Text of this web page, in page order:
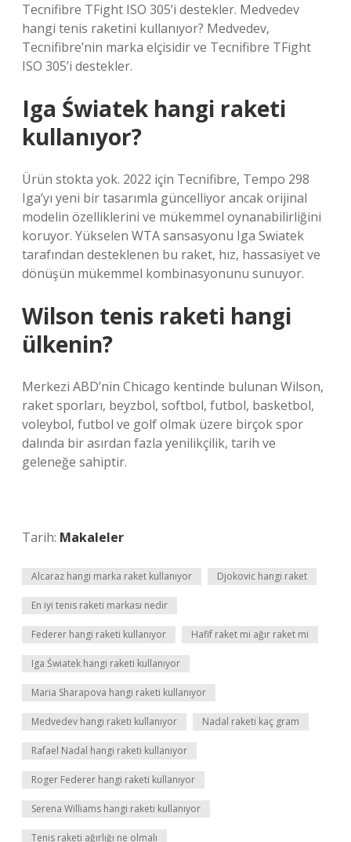
Tecnifibre TFight ISO 305’i destekler. Medvedev
hangi tenis raketini kullanıyor? Medvedev,
Tecnifibre’nin marka elçisidir ve Tecnifibre TFight
ISO 305’i destekler.
Iga Światek hangi raketi
kullanıyor?
Ürün stokta yok. 2022 için Tecnifibre, Tempo 298
Iga’yı yeni bir tasarımla güncelliyor ancak orijinal
modelin özelliklerini ve mükemmel oynanabilirliğini
koruyor. Yükselen WTA sansasyonu Iga Swiatek
tarafından desteklenen bu raket, hız, hassasiyet ve
dönüşün mükemmel kombinasyonunu sunuyor.
Wilson tenis raketi hangi
ülkenin?
Merkezi ABD’nin Chicago kentinde bulunan Wilson,
raket sporları, beyzbol, softbol, ​​futbol, ​​basketbol, ​​
voleybol, futbol ve golf olmak üzere birçok spor
dalında bir asırdan fazla yenilikçilik, tarih ve
geleneğe sahiptir.
Tarih: Makaleler
Alcaraz hangi marka raket kullanıyor Djokovic hangi raket
En iyi tenis raketi markası nedir
Federer hangi raketi kullanıyor Hafif raket mi ağır raket mi
Iga Światek hangi raketi kullanıyor
Maria Sharapova hangi raketi kullanıyor
Medvedev hangi raketi kullanıyor Nadal raketi kaç gram
Rafael Nadal hangi raketi kullanıyor
Roger Federer hangi raketi kullanıyor
Serena Williams hangi raketi kullanıyor
Tenis raketi ağırlığı ne olmalı